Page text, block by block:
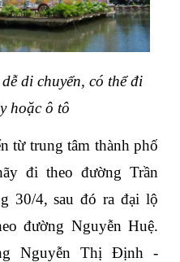
di chuyển, có thể đi
hoặc ô tô
từ trung tâm thành phố
đi theo đường Trần
30/4, sau đó ra đại lộ
đường Nguyễn Huệ.
Nguyễn Thị Định -